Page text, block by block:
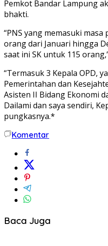
Pemkot Bandar Lampung
bhakti.
“PNS yang memasuki
orang dari Januari hingga
saat ini SK untuk 115
“Termasuk 3 Kepala OPD,
Pemerintahan dan
Asisten II Bidang Ekonomi
Dailami dan saya sendiri,
pungkasnya.*
Komentar
Baca Juga